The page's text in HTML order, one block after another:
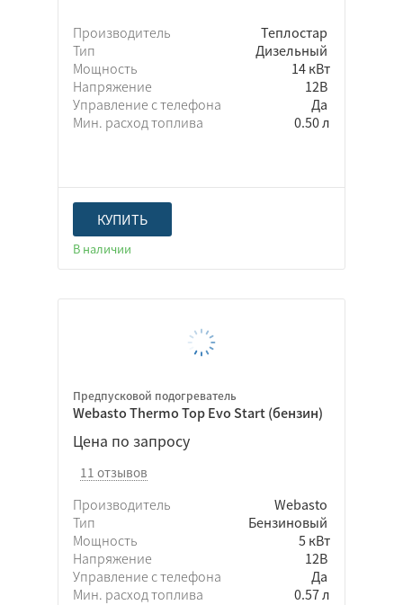
Производитель
Теплостар
Тип
Дизельный
Мощность
14 кВт
Напряжение
12В
Управление с телефона
Да
Мин. расход топлива
0.50 л
КУПИТЬ
В наличии
Предпусковой подогреватель
Webasto Thermo Top Evo Start (бензин)
Цена по запросу
11 отзывов
Производитель
Webasto
Тип
Бензиновый
Мощность
5 кВт
Напряжение
12В
Управление с телефона
Да
Мин. расход топлива
0.57 л